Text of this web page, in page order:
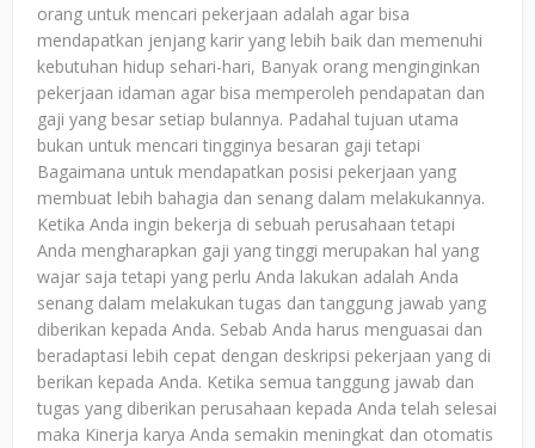
orang untuk mencari pekerjaan adalah agar bisa
mendapatkan jenjang karir yang lebih baik dan memenuhi
kebutuhan hidup sehari-hari, Banyak orang menginginkan
pekerjaan idaman agar bisa memperoleh pendapatan dan
gaji yang besar setiap bulannya. Padahal tujuan utama
bukan untuk mencari tingginya besaran gaji tetapi
Bagaimana untuk mendapatkan posisi pekerjaan yang
membuat lebih bahagia dan senang dalam melakukannya.
Ketika Anda ingin bekerja di sebuah perusahaan tetapi
Anda mengharapkan gaji yang tinggi merupakan hal yang
wajar saja tetapi yang perlu Anda lakukan adalah Anda
senang dalam melakukan tugas dan tanggung jawab yang
diberikan kepada Anda. Sebab Anda harus menguasai dan
beradaptasi lebih cepat dengan deskripsi pekerjaan yang di
berikan kepada Anda. Ketika semua tanggung jawab dan
tugas yang diberikan perusahaan kepada Anda telah selesai
maka Kinerja karya Anda semakin meningkat dan otomatis